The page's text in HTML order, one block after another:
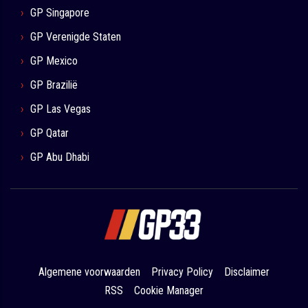
GP Singapore
GP Verenigde Staten
GP Mexico
GP Brazilië
GP Las Vegas
GP Qatar
GP Abu Dhabi
Algemene voorwaarden Privacy Policy
Disclaimer
RSS
Cookie Manager